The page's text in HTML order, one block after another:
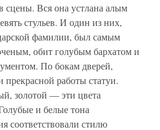
сцены. Вся она устлана алым
стульев. И один из них,
фамилии, был самым
обит голубым бархатом и
По бокам дверей,
работы статуи.
золотой — эти цвета
и белые тона
соответствовали стилю